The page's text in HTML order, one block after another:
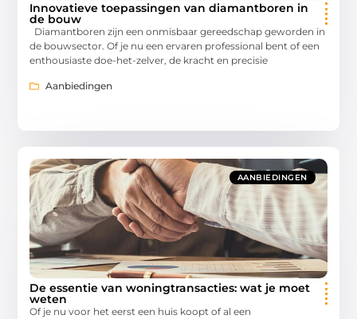
Innovatieve toepassingen van diamantboren in
de bouw
Diamantboren zijn een onmisbaar gereedschap geworden in
de bouwsector. Of je nu een ervaren professional bent of een
enthousiaste doe-het-zelver, de kracht en precisie
Aanbiedingen
AANBIEDINGEN
De essentie van woningtransacties: wat je moet
weten
Of je nu voor het eerst een huis koopt of al een